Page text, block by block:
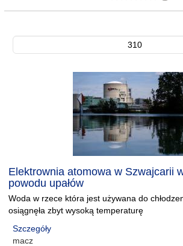
310
Elektrownia atomowa w Szwajcarii
powodu upałów
Woda w rzece która jest używana do
osiągnęła zbyt wysoką temperaturę
Szczegóły
macz